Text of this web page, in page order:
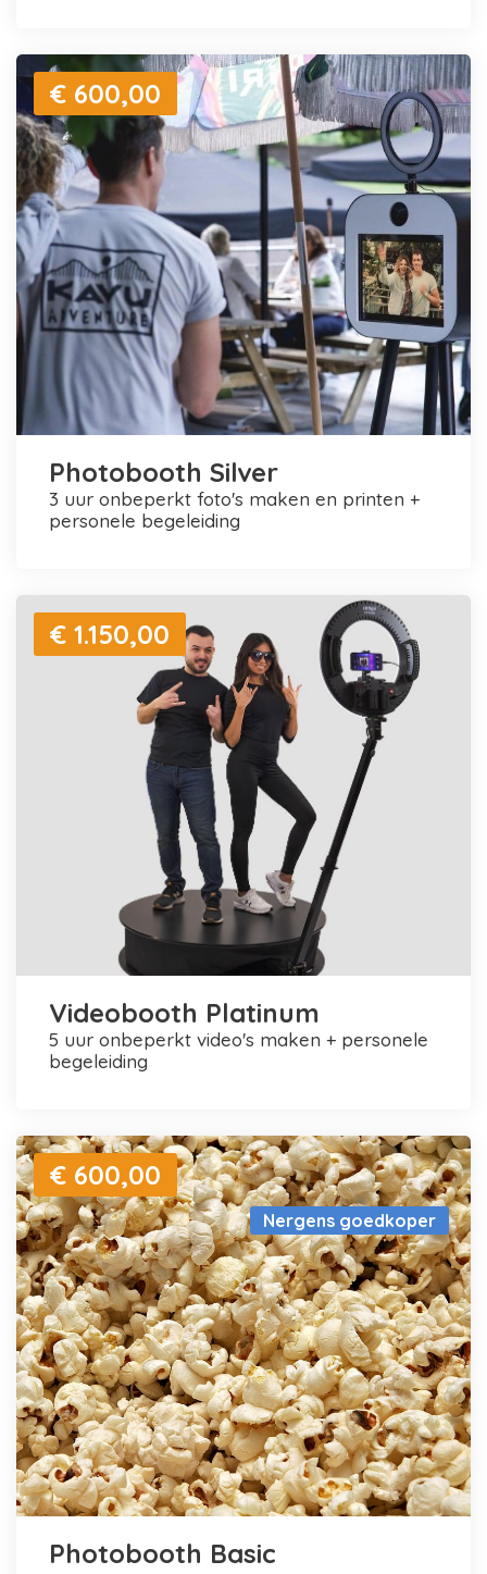
€ 600,00
Photobooth Silver
3 uur onbeperkt foto's maken en printen +
personele begeleiding
€ 1.150,00
Videobooth Platinum
5 uur onbeperkt video's maken + personele
begeleiding
Nergens goedkoper
€ 600,00
Photobooth Basic